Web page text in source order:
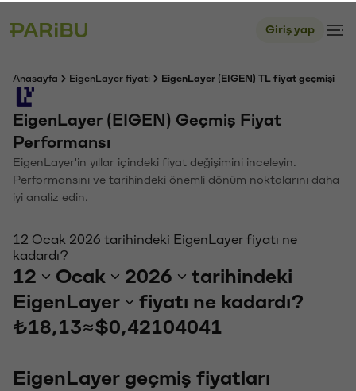
Giriş yap
Anasayfa EigenLayer fiyatı EigenLayer (EIGEN) TL fiyat geçmişi
EigenLayer (EIGEN) Geçmiş Fiyat
Performansı
EigenLayer'in yıllar içindeki fiyat değişimini inceleyin.
Performansını ve tarihindeki önemli dönüm noktalarını daha
iyi analiz edin.
12 Ocak 2026 tarihindeki EigenLayer fiyatı ne
kadardı?
12 Ocak 2026
tarihindeki
EigenLayer
fiyatı ne kadardı?
₺18,13≈$0,42104041
EigenLayer geçmiş fiyatları